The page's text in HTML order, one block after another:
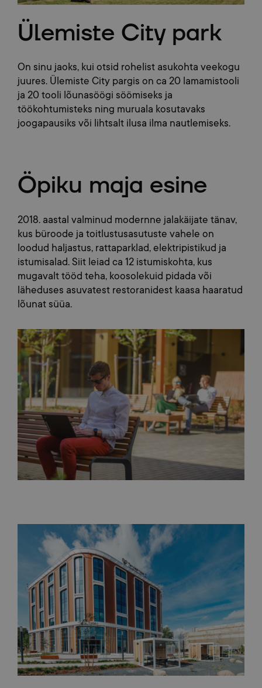
Ülemiste City park
On sinu jaoks, kui otsid rohelist asukohta veekogu
juures. Ülemiste City pargis on ca 20 lamamistooli
ja 20 tooli lõunasöögi söömiseks ja
töökohtumisteks ning muruala kosutavaks
joogapausiks või lihtsalt ilusa ilma nautlemiseks.
Öpiku maja esine
2018. aastal valminud modernne jalakäijate tänav,
kus büroode ja toitlustusasutuste vahele on
loodud haljastus, rattaparklad, elektripistikud ja
istumisalad. Siit leiad ca 12 istumiskohta, kus
mugavalt tööd teha, koosolekuid pidada või
läheduses asuvatest restoranidest kaasa haaratud
lõunat süüa.